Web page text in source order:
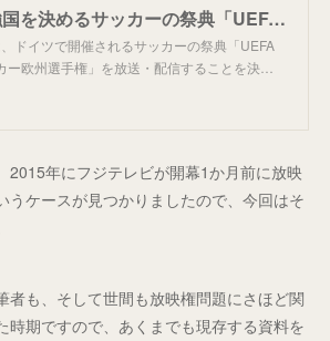
ヨーロッパ最強国を決めるサッカーの祭典「UEFA EURO 2024™ サッカー欧州選手権」の放送・配信が決定 | ニュース | 株式会社WOWOW
ドイツで開催されるサッカーの祭典「UEFA
欧州選手権」を放送・配信することを決…
2015年にフジテレビが開幕1か月前に放映
うケースが見つかりましたので、今回はそ
者も、そして世間も放映権問題にさほど関
時期ですので、あくまでも現存する資料を